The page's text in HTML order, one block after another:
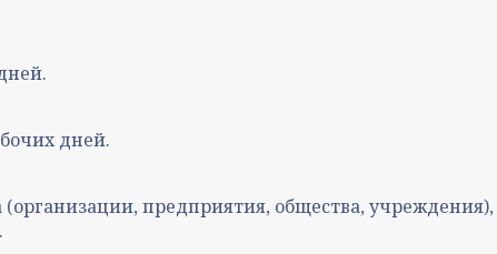
дней.
предприятия, общества,